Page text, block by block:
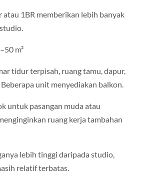
1BR memberikan lebih banyak
m²
tidur terpisah, ruang tamu, dapur,
unit menyediakan balkon.
untuk pasangan muda atau
ruang kerja tambahan
lebih tinggi daripada studio,
relatif terbatas.